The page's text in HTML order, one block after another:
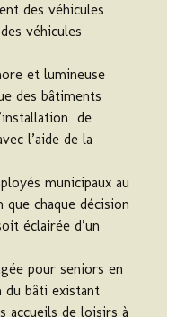
des véhicules
véhicules
et lumineuse
des bâtiments
de
l’aide de la
municipaux au
chaque décision
éclairée d’un
pour seniors en
bâti existant
accueils de loisirs à